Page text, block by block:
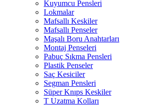
Kuyumcu Pensleri
Lokmalar
Mafsallı Keskiler
Mafsallı Penseler
Maşalı Boru Anahtarları
Montaj Penseleri
Pabuç Sıkma Pensleri
Plastik Penseler
Saç Kesiciler
Segman Pensleri
Süper Knıps Keskiler
T Uzatma Kolları